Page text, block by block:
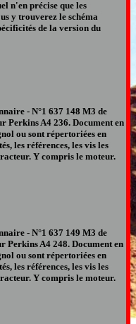
n'en précise que les
y trouverez le schéma
de la version du
- N°1 637 148 M3 de
Perkins A4 236. Document en
ou sont répertoriées en
les références, les vis les
Y compris le moteur.
- N°1 637 149 M3 de
Perkins A4 248. Document en
ou sont répertoriées en
les références, les vis les
Y compris le moteur.